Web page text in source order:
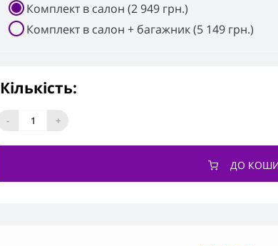
Комплект в салон (2 949 грн.)
Комплект в салон + багажник (5 149 грн.)
Кількість:
- +
ДО